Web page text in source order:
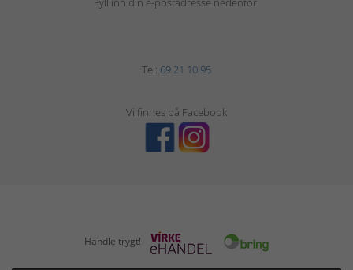
Tel: 69 21 10 95
Vi finnes på Facebook
Handle trygt!